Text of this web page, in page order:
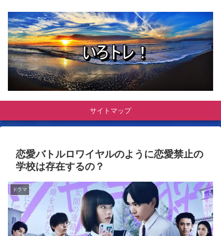
サイトマップ
恋愛バトルロワイヤルのように恋愛禁止の
学校は存在するの？
ドラマ